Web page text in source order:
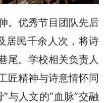
。优秀节目团队先后
居民千余人次，将诗
尾。学校相关负责人
匠精神与诗意情怀同
与人文的“血脉”交融